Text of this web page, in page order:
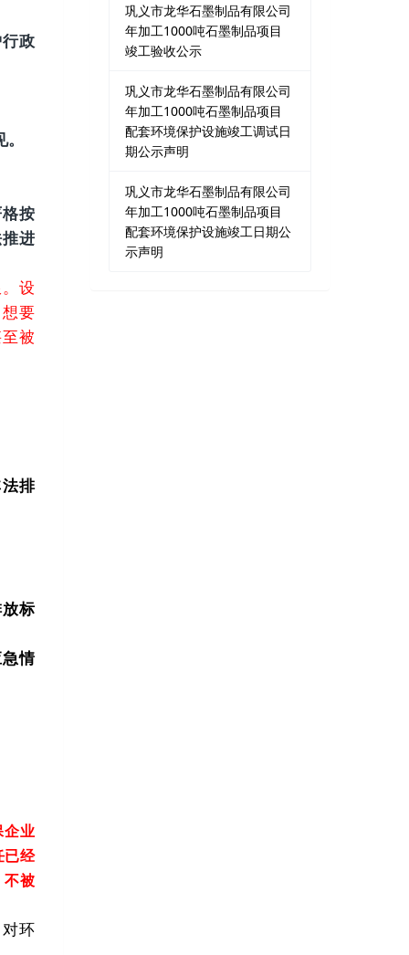
政
按
进
设
要
被
排
标
情
企业
已经
不被
环
巩义市龙华石墨制品有限公司
年加工1000吨石墨制品项目
竣工验收公示
巩义市龙华石墨制品有限公司
年加工1000吨石墨制品项目
配套环境保护设施竣工调试日
期公示声明
巩义市龙华石墨制品有限公司
年加工1000吨石墨制品项目
配套环境保护设施竣工日期公
示声明